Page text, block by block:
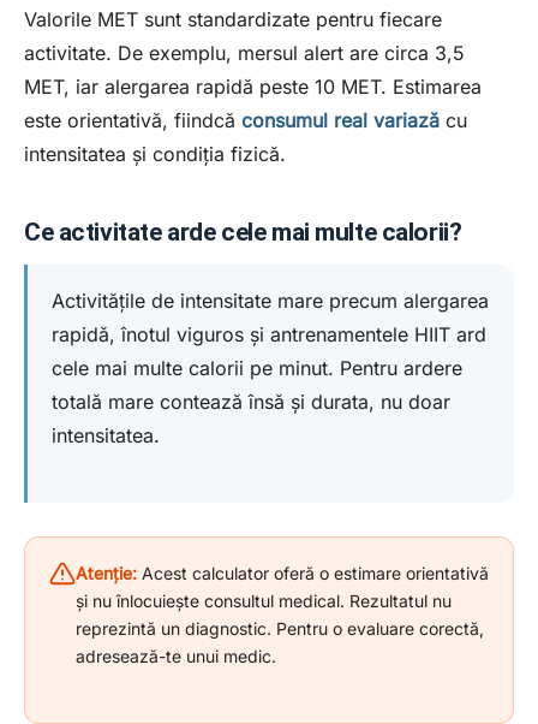
Valorile MET sunt standardizate pentru fiecare
activitate. De exemplu, mersul alert are circa 3,5
MET, iar alergarea rapidă peste 10 MET. Estimarea
este orientativă, fiindcă consumul real variază cu
intensitatea și condiția fizică.
Ce activitate arde cele mai multe calorii?
Activitățile de intensitate mare precum alergarea
rapidă, înotul viguros și antrenamentele HIIT ard
cele mai multe calorii pe minut. Pentru ardere
totală mare contează însă și durata, nu doar
intensitatea.
Atenție: Acest calculator oferă o estimare orientativă
și nu înlocuiește consultul medical. Rezultatul nu
reprezintă un diagnostic. Pentru o evaluare corectă,
adresează-te unui medic.